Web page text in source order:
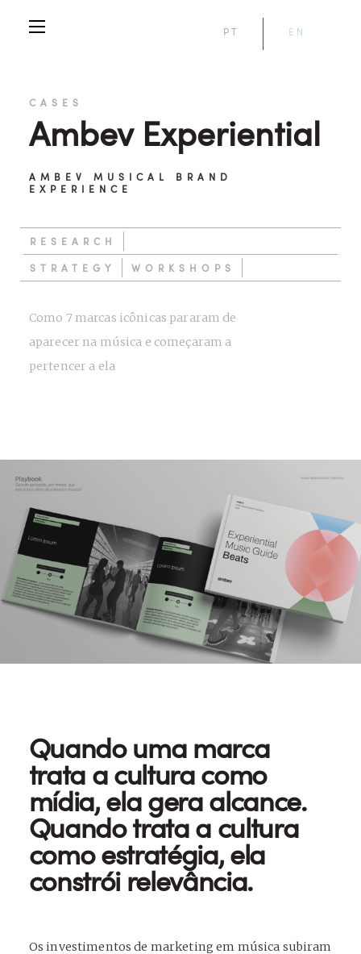
PT EN
CASES
Ambev Experiential
AMBEV MUSICAL BRAND
EXPERIENCE
RESEARCH
STRATEGY WORKSHOPS
Como 7 marcas icônicas pararam de
aparecer na música e começaram a
pertencer a ela
Quando uma marca
trata a cultura como
mídia, ela gera alcance.
Quando trata a cultura
como estratégia, ela
constrói relevância.
Os investimentos de marketing em música subiram